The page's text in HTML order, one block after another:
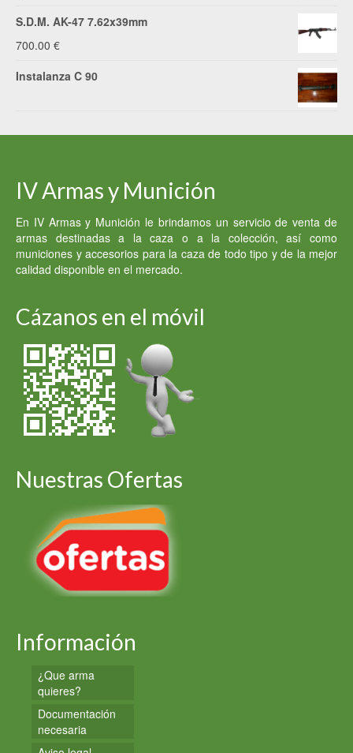
1,000.00 €.800.00 €.
S.D.M. AK-47 7.62x39mm
700.00 €
Instalanza C 90
IV Armas y Munición
En IV Armas y Munición le brindamos un servicio de venta de
armas destinadas a la caza o a la colección, así como
municiones y accesorios para la caza de todo tipo y de la mejor
calidad disponible en el mercado.
Cázanos en el móvil
Nuestras Ofertas
Información
¿Que arma
quieres?
Documentación
necesaria